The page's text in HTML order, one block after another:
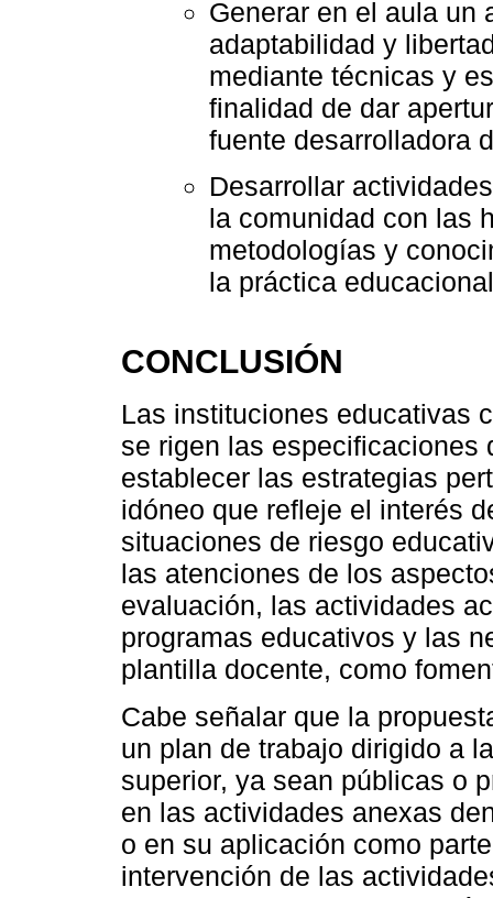
Generar en el aula un
adaptabilidad y
mediante técnicas y
finalidad de dar
fuente desarrolladora
Desarrollar
la comunidad con las
metodologías y
la práctica
CONCLUSIÓN
Las instituciones educativas
se rigen las especificaciones
establecer las estrategias
idóneo que refleje el interés
situaciones de riesgo
las atenciones de los
evaluación, las actividades
programas educativos y las
plantilla docente, como
Cabe señalar que la
un plan de trabajo dirigido a
superior, ya sean públicas o
en las actividades anexas
o en su aplicación como
intervención de las